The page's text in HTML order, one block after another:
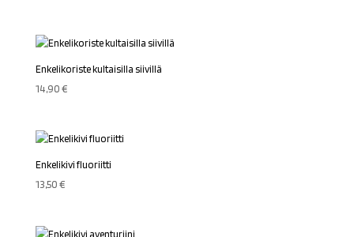
Enkelikoriste kultaisilla siivillä
14,90€
Enkelikivi fluoriitti
13,50€